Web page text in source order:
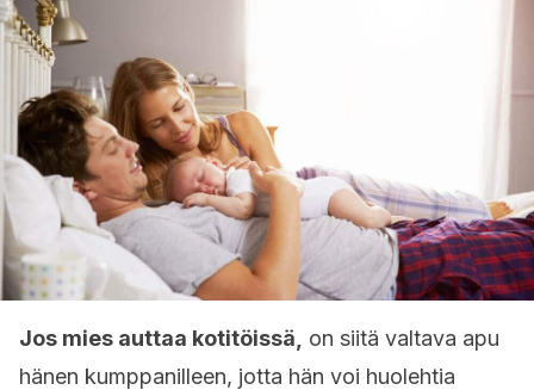
Jos mies auttaa kotitöissä,
on siitä valtava apu
hänen kumppanilleen, jotta hän voi huolehtia